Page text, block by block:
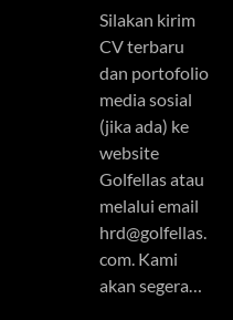
Silakan kirim
CV terbaru
dan portofolio
media sosial
(jika ada) ke
website
Golfellas atau
melalui email
hrd@golfellas.
com. Kami
akan segera…